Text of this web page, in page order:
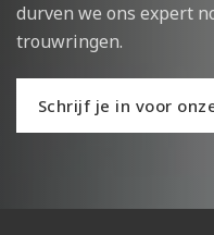
durven we ons expert
trouwringen.
Schrijf je in voor